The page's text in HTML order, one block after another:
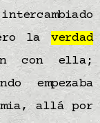
la verdad
con ella;
empezaba
allá por